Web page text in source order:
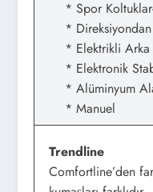
* Spor
* Direksiyondan
* Elektrikli Arka
* Elektronik
* Alüminyum
* Manuel
Trendline
Comfortline’den